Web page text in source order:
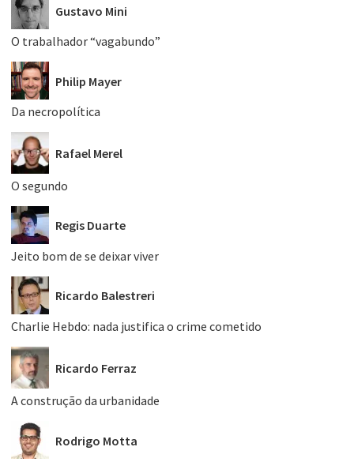
Gustavo Mini
O trabalhador “vagabundo”
Philip Mayer
Da necropolítica
Rafael Merel
O segundo
Regis Duarte
Jeito bom de se deixar viver
Ricardo Balestreri
Charlie Hebdo: nada justifica o crime cometido
Ricardo Ferraz
A construção da urbanidade
Rodrigo Motta